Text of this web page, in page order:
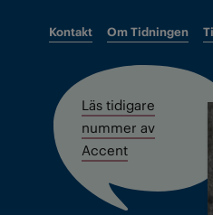
Kontakt Om Tidningen
Läs tidigare
nummer av
Accent